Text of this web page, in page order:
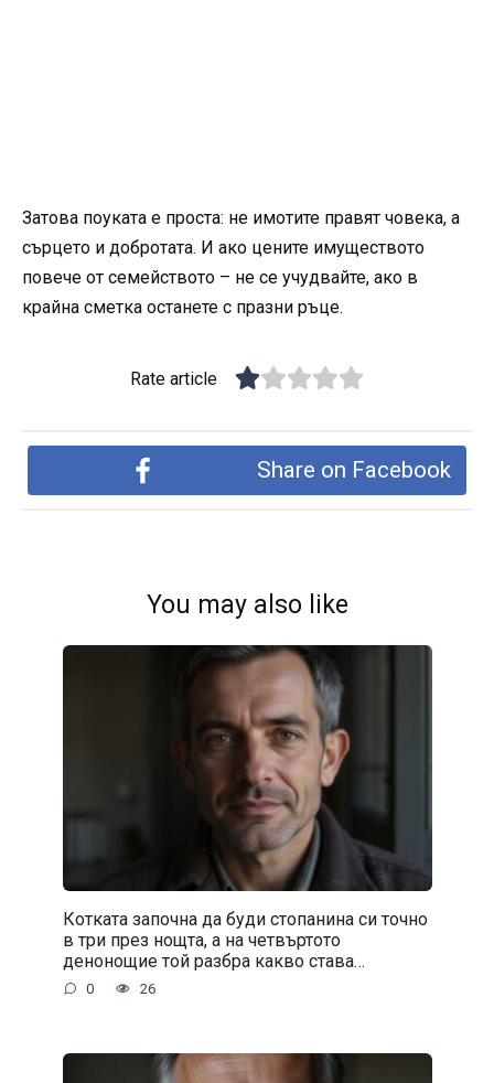
Затова поуката е проста: не имотите правят човека, а
сърцето и добротата. И ако цените имуществото
повече от семейството – не се учудвайте, ако в
крайна сметка останете с празни ръце.
Rate article
Share on Facebook
You may also like
Котката започна да буди стопанина си точно
в три през нощта, а на четвъртото
денонощие той разбра какво става…
0 26